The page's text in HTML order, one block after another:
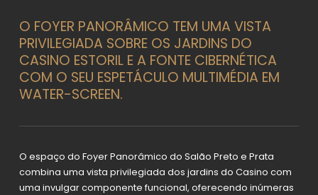
O FOYER PANORÂMICO TEM UMA VISTA
PRIVILEGIADA SOBRE OS JARDINS DO
CASINO ESTORIL E A FONTE CIBERNÉTICA
COM O SEU ESPETÁCULO MULTIMÉDIA EM
WATER-SCREEN.
O espaço do Foyer Panorâmico do Salão Preto e Prata
combina uma vista privilegiada dos jardins do Casino com
uma invulgar componente funcional, oferecendo inúmeras